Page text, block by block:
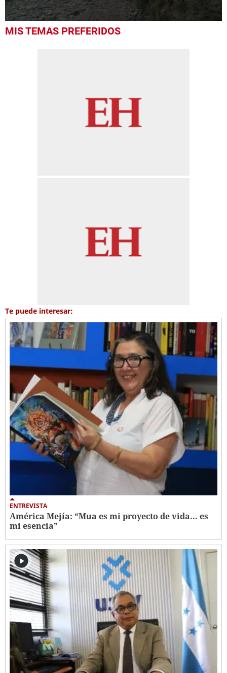
seconds
MIS TEMAS PREFERIDOS
Te puede interesar:
ENTREVISTA
América Mejía: “Mua es mi proyecto de vida... es
mi esencia”